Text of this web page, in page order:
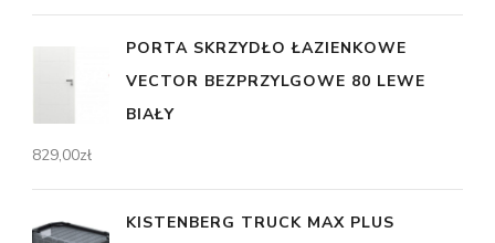
PORTA SKRZYDŁO ŁAZIENKOWE
VECTOR BEZPRZYLGOWE 80 LEWE
BIAŁY
829,00zł
KISTENBERG TRUCK MAX PLUS